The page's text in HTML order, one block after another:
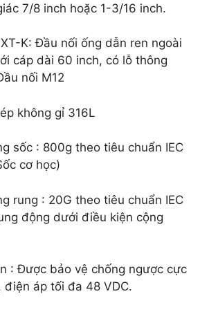
7/8 inch hoặc 1-3/16 inch.
K: Đầu nối ống dẫn ren ngoài
cáp dài 60 inch, có lỗ thông
nối M12
không gỉ 316L
sốc : 800g theo tiêu chuẩn IEC
cơ học)
rung : 20G theo tiêu chuẩn IEC
động dưới điều kiện cộng
: Được bảo vệ chống ngược cực
điện áp tối đa 48 VDC.